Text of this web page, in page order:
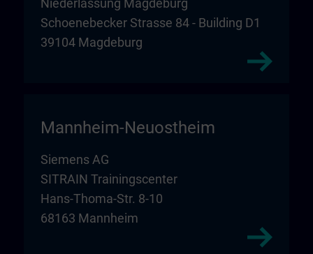
Niederlassung Magdeburg
Schoenebecker Strasse 84 - Building D1
39104 Magdeburg
Mannheim-Neuostheim
Siemens AG
SITRAIN Trainingscenter
Hans-Thoma-Str. 8-10
68163 Mannheim